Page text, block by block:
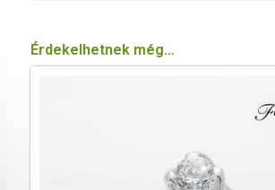
Érdekelhetnek még…